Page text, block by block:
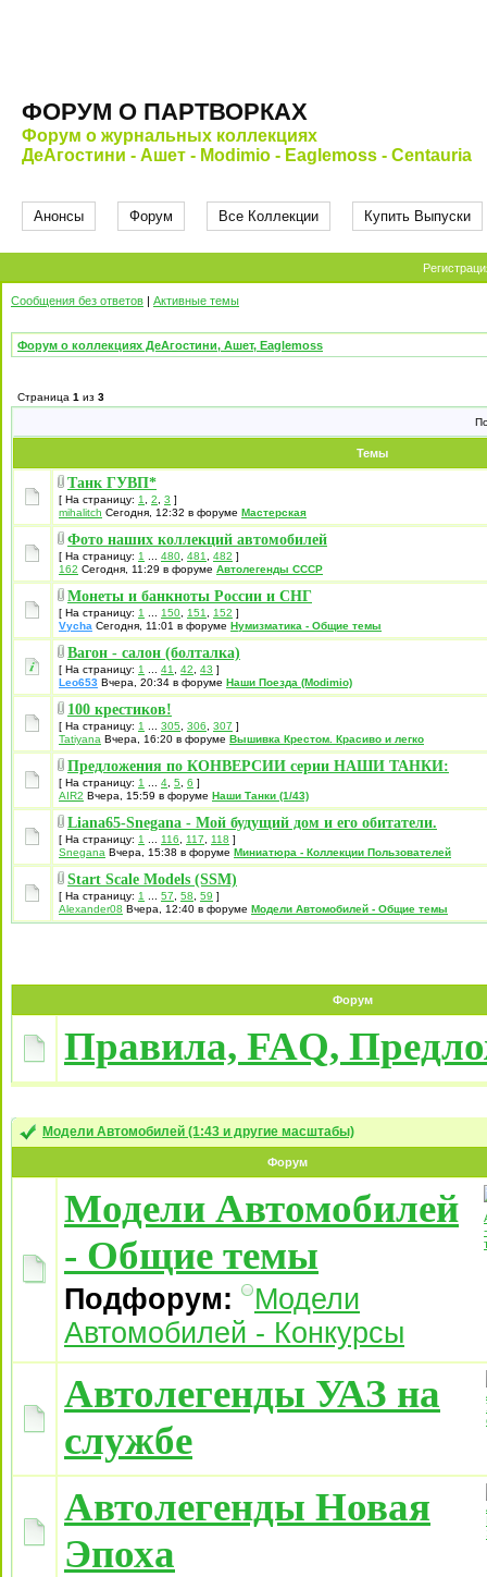
ФОРУМ О ПАРТВОРКАХ
Форум о журнальных коллекциях
ДеАгостини - Ашет - Modimio - Eaglemoss - Centauria
Анонсы Форум Все Коллекции Купить Выпуски
Сообщения без ответов | Активные темы
Форум о коллекциях ДеАгостини, Ашет, Eaglemoss
Страница 1 из 3
Темы
Танк ГУВП*
[ На страницу: 1 2 3 ]
mihalitch Сегодня, 12:32 в форуме Мастерская
Фото наших коллекций автомобилей
[ На страницу: 1 480 481 482 ]
162 Сегодня, 11:29 в форуме Автолегенды СССР
Монеты и банкноты России и СНГ
[ На страницу: 1 150 151 152 ]
Vycha Сегодня, 11:01 в форуме Нумизматика - Общие темы
Вагон - салон (болталка)
[ На страницу: 1 41 42 43 ]
Leo653 Вчера, 20:34 в форуме Наши Поезда (Modimio)
100 крестиков!
[ На страницу: 1 305 306 307 ]
Tatiyana Вчера, 16:20 в форуме Вышивка Крестом. Красиво и легко
Предложения по КОНВЕРСИИ серии НАШИ ТАНКИ:
[ На страницу: 1 4 5 6 ]
AIR2 Вчера, 15:59 в форуме Наши Танки (1/43)
Liana65-Snegana - Мой будущий дом и его обитатели.
[ На страницу: 1 116 117 118 ]
Snegana Вчера, 15:38 в форуме Миниатюра - Коллекции Пользователей
Start Scale Models (SSM)
[ На страницу: 1 57 58 59 ]
Alexander08 Вчера, 12:40 в форуме Модели Автомобилей - Общие темы
Форум
Правила, FAQ,
Модели Автомобилей (1:43 и другие масштабы)
Форум
Модели Автомобилей
- Общие темы
Подфорум:
Модели
Автомобилей - Конкурсы
Автолегенды УАЗ на
службе
Автолегенды Новая
Эпоха